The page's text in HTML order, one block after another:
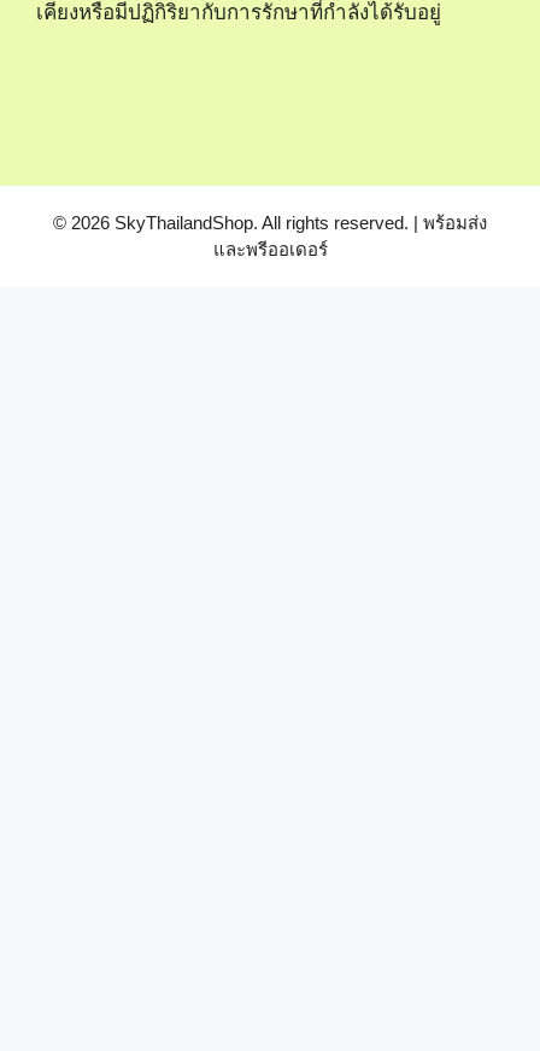
เคียงหรือมีปฏิกิริยากับการรักษาที่กำลังได้รับอยู่
© 2026 SkyThailandShop. All rights reserved. | พร้อมส่ง
และพรีออเดอร์